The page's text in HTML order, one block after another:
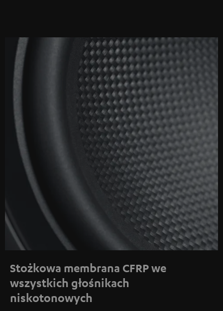
Stożkowa membrana CFRP we
wszystkich głośnikach
niskotonowych